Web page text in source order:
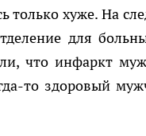
только хуже. На
для
что инфаркт
то здоровый